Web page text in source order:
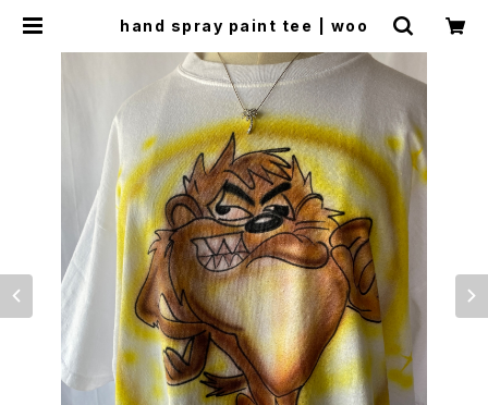
hand spray paint tee | woo